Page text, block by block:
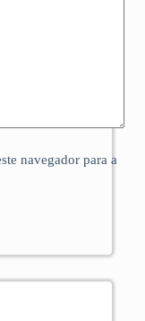
navegador para a